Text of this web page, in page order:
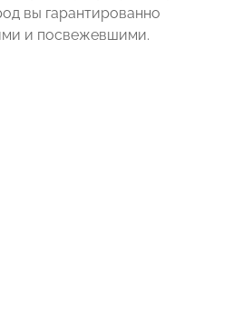
вы гарантированно
и посвежевшими.